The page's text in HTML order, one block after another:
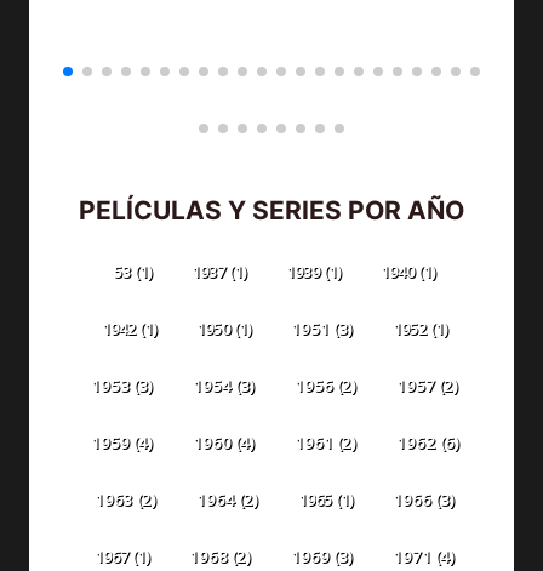
PELÍCULAS Y SERIES POR AÑO
53(1) 1937(1) 1939(1) 1940(1)
1942(1) 1950(1) 1951 (3) 1952(1)
1953(3) 1954(3) 1956(2) 1957(2)
1959(4) 1960(4) 1961 (2) 1962(6)
1963 (2) 1964(2) 1965(1) 1966(3)
1967(1) 1968(2) 1969(3) 1971 (4)